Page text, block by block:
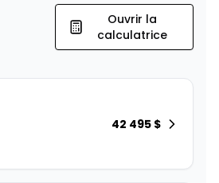
Ouvrir la
calculatrice
42 495 $